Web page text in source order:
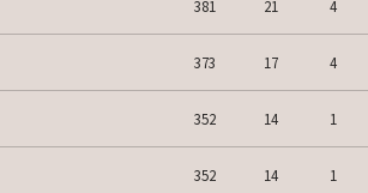
381 21 4
373 17 4
352 14 1
352 14 1